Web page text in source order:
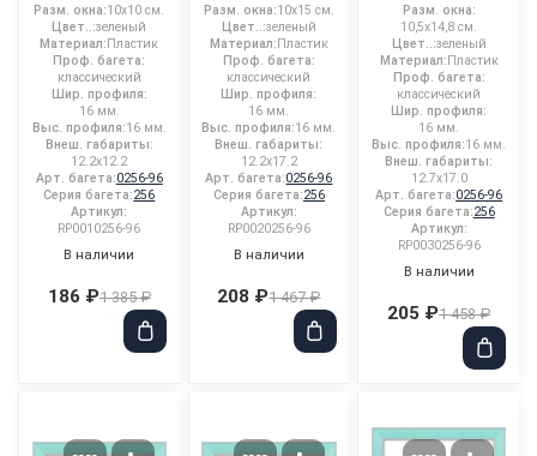
Разм. окна:10x10 см.
Цвет..:зеленый
Материал:Пластик
Проф. багета:
классический
Шир. профиля:
16 мм.
Выс. профиля:16 мм.
Внеш. габариты:
12.2x12.2
Арт. багета:0256-96
Серия багета:256
Артикул:
RP0010256-96
В наличии
186 ₽1 385 ₽
Разм. окна:10x15 см.
Цвет..:зеленый
Материал:Пластик
Проф. багета:
классический
Шир. профиля:
16 мм.
Выс. профиля:16 мм.
Внеш. габариты:
12.2x17.2
Арт. багета:0256-96
Серия багета:256
Артикул:
RP0020256-96
В наличии
208 ₽1 467 ₽
Разм. окна:
10,5x14,8 см.
Цвет..:зеленый
Материал:Пластик
Проф. багета:
классический
Шир. профиля:
16 мм.
Выс. профиля:16 мм.
Внеш. габариты:
12.7x17.0
Арт. багета:0256-96
Серия багета:256
Артикул:
RP0030256-96
В наличии
205 ₽1 458 ₽